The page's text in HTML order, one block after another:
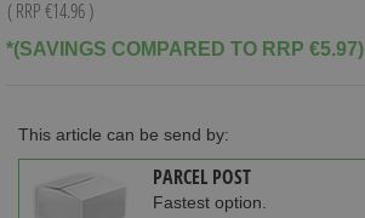
( RRP€14.96)
*(SAVINGS COMPARED TO RRP €5.97)
This article can be send by:
PARCEL POST
Fastest option.